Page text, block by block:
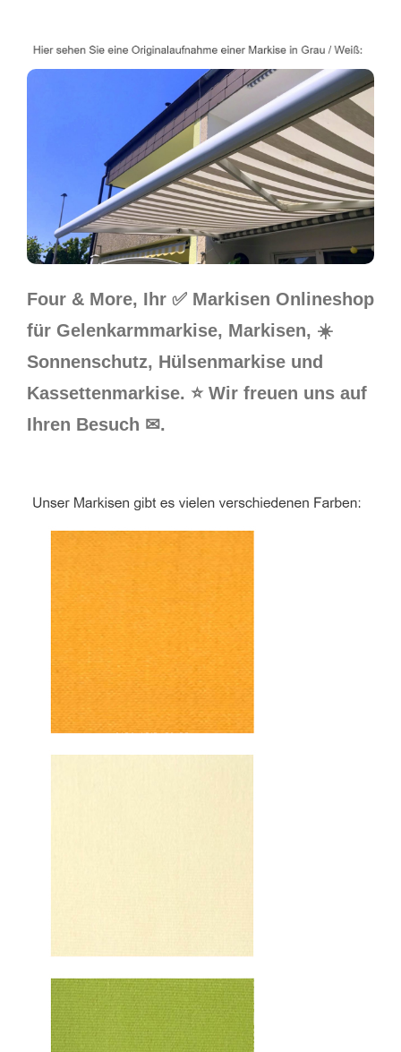
Four & More, Ihr ✅ Markisen Onlineshop
für Gelenkarmmarkise, Markisen, ☀️
Sonnenschutz, Hülsenmarkise und
Kassettenmarkise. ⭐ Wir freuen uns auf
Ihren Besuch ✉.